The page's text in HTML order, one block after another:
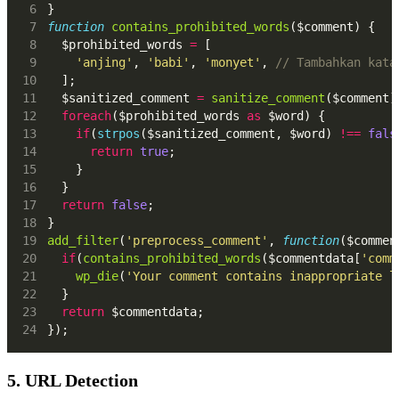
}
function contains_prohibited_words ($comment) {
  $prohibited_words
= [
'anjing' , 'babi' , 'monyet' ,
// Tambahkan
  ];
  $sanitized_comment
= sanitize_comment
foreach($prohibited_words as $word) {
if(strpos ($sanitized_comment, $word) !==
return true;
    }
  }
return false;
}
add_filter( 'preprocess_comment' , function
if(contains_prohibited_words ($commentdata[
wp_die( 'Your comment contains inappropriate
  }
return $commentdata;
});
5. URL Detection